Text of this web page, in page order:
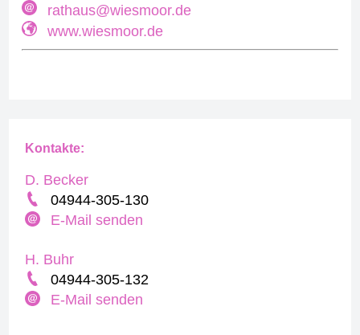
rathaus@wiesmoor.de
www.wiesmoor.de
Kontakte:
D. Becker
04944-305-130
E-Mail senden
H. Buhr
04944-305-132
E-Mail senden